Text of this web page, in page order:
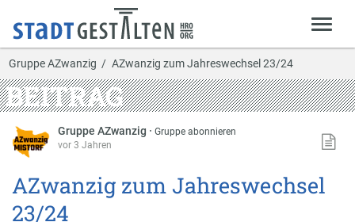
Gruppe AZwanzig AZwanzig zum Jahreswechsel 23/24
BEITRAG
Gruppe AZwanzig ·Gruppe abonnieren
vor 3 Jahren
AZwanzig zum Jahreswechsel
23/24